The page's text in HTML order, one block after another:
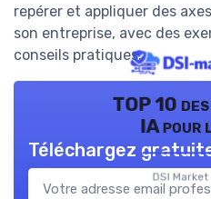
repérer et appliquer des
son entreprise, avec des
conseils pratiques.
TOP 10
IA pour
DSI
Téléchargez